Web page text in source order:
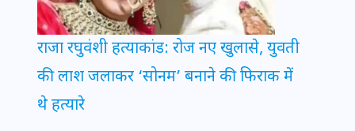
राजा रघुवंशी हत्याकांड: रोज नए खुलासे, युवती
की लाश जलाकर ‘सोनम’ बनाने की फिराक में
थे हत्यारे